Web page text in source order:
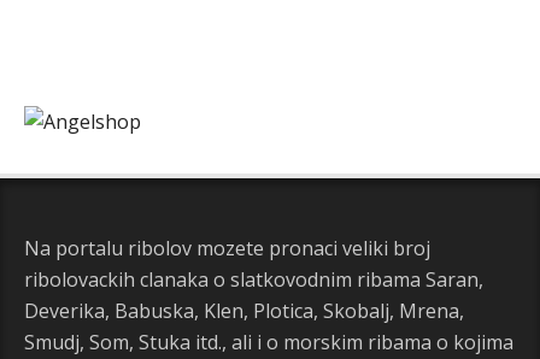
Na portalu ribolov mozete pronaci veliki broj
ribolovackih clanaka o slatkovodnim ribama Saran,
Deverika, Babuska, Klen, Plotica, Skobalj, Mrena,
Smudj, Som, Stuka itd., ali i o morskim ribama o kojima